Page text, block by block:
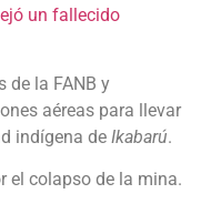
un fallecido
de la FANB y
aéreas para llevar
indígena de Ikabarú.
el colapso de la mina.